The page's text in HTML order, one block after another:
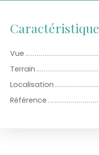
Vue
Terrain
Localisation
Référence